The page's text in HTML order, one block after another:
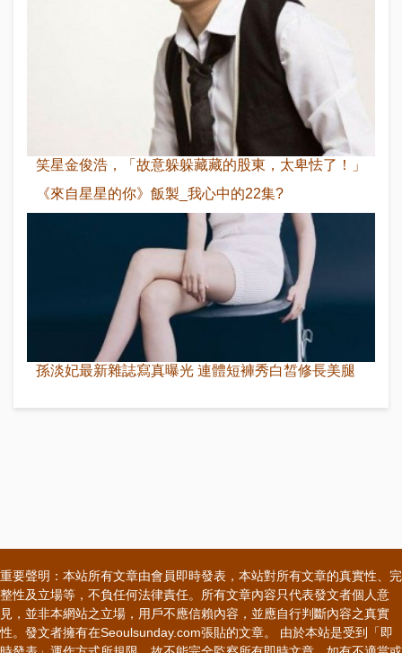
笑星金俊浩，「故意躲躲藏藏的股東，太卑怯了！」
《來自星星的你》飯製_我心中的22集?
孫淡妃最新雜誌寫真曝光 連體短褲秀白皙修長美腿
重要聲明：本站所有文章由會員即時發表，本站對所有文章的真實性、完
整性及立場等，不負任何法律責任。所有文章內容只代表發文者個人意
見，並非本網站之立場，用戶不應信賴內容，並應自行判斷內容之真實
性。發文者擁有在Seoulsunday.com張貼的文章。 由於本站是受到「即